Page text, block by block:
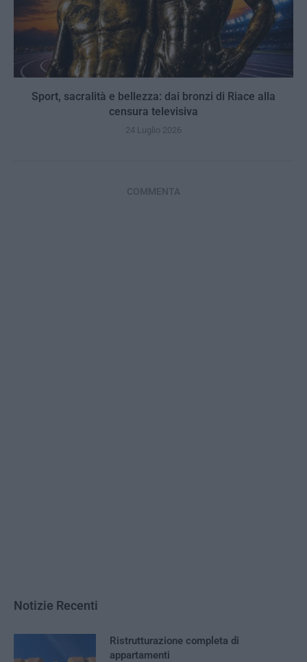
Sport, sacralità e bellezza: dai bronzi di Riace alla
censura televisiva
24 Luglio 2026
COMMENTA
Notizie Recenti
Ristrutturazione completa di
appartamenti